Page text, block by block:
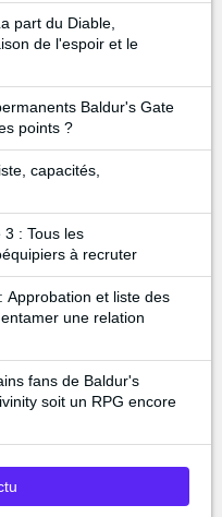
part du Diable,
de l'espoir et le
Baldur's Gate
points ?
capacités,
: Tous les
à recruter
Approbation et liste des
une relation
fans de Baldur's
soit un RPG encore